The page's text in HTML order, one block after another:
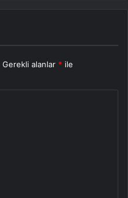
Gerekli alanlar * ile